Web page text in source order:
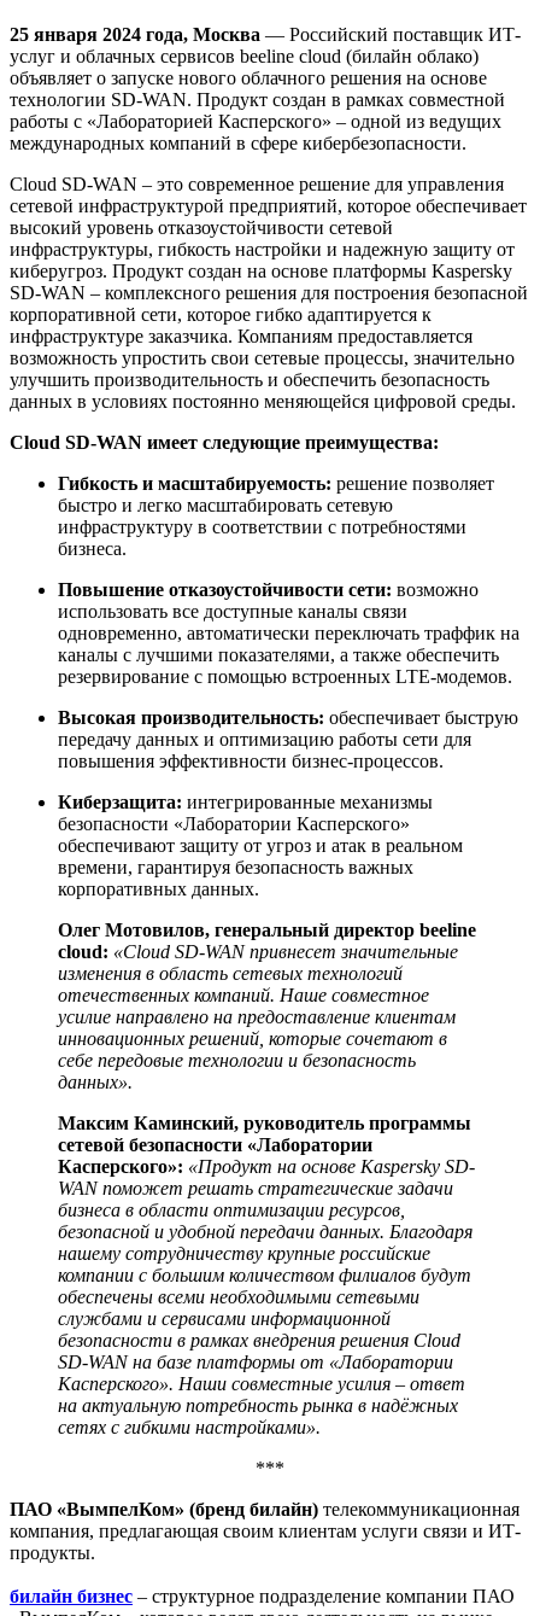
25 января 2024 года, Москва — Российский поставщик ИТ-
услуг и облачных сервисов beeline cloud (билайн облако)
объявляет о запуске нового облачного решения на основе
технологии SD-WAN. Продукт создан в рамках совместной
работы с «Лабораторией Касперского» – одной из ведущих
международных компаний в сфере кибербезопасности.
Cloud SD-WAN – это современное решение для управления
сетевой инфраструктурой предприятий, которое обеспечивает
высокий уровень отказоустойчивости сетевой
инфраструктуры, гибкость настройки и надежную защиту от
киберугроз. Продукт создан на основе платформы Kaspersky
SD-WAN – комплексного решения для построения безопасной
корпоративной сети, которое гибко адаптируется к
инфраструктуре заказчика. Компаниям предоставляется
возможность упростить свои сетевые процессы, значительно
улучшить производительность и обеспечить безопасность
данных в условиях постоянно меняющейся цифровой среды.
Cloud SD-WAN имеет следующие преимущества:
Гибкость и масштабируемость: решение позволяет
быстро и легко масштабировать сетевую
инфраструктуру в соответствии с потребностями
бизнеса.
Повышение отказоустойчивости сети: возможно
использовать все доступные каналы связи
одновременно, автоматически переключать траффик на
каналы с лучшими показателями, а также обеспечить
резервирование с помощью встроенных LTE-модемов.
Высокая производительность: обеспечивает быструю
передачу данных и оптимизацию работы сети для
повышения эффективности бизнес-процессов.
Киберзащита: интегрированные механизмы
безопасности «Лаборатории Касперского»
обеспечивают защиту от угроз и атак в реальном
времени, гарантируя безопасность важных
корпоративных данных.
Олег Мотовилов, генеральный директор beeline
cloud: «Cloud SD-WAN привнесет значительные
изменения в область сетевых технологий
отечественных компаний. Наше совместное
усилие направлено на предоставление клиентам
инновационных решений, которые сочетают в
себе передовые технологии и безопасность
данных».
Максим Каминский, руководитель программы
сетевой безопасности «Лаборатории
Касперского»: «Продукт на основе Kaspersky SD-
WAN поможет решать стратегические задачи
бизнеса в области оптимизации ресурсов,
безопасной и удобной передачи данных. Благодаря
нашему сотрудничеству крупные российские
компании с большим количеством филиалов будут
обеспечены всеми необходимыми сетевыми
службами и сервисами информационной
безопасности в рамках внедрения решения Cloud
SD-WAN на базе платформы от «Лаборатории
Касперского». Наши совместные усилия – ответ
на актуальную потребность рынка в надёжных
сетях с гибкими настройками».
***
ПАО «ВымпелКом» (бренд билайн) телекоммуникационная
компания, предлагающая своим клиентам услуги связи и ИТ-
продукты.
билайн бизнес – структурное подразделение компании ПАО